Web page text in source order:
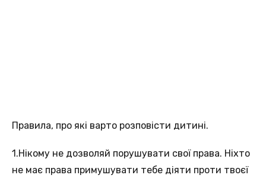
Правила, про які варто розповісти дитині.
1.Нікому не дозволяй порушувати свої права. Ніхто
не має права примушувати тебе діяти проти твоєї